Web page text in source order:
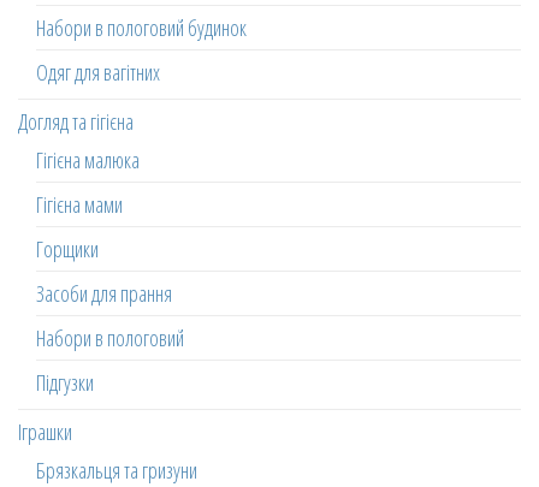
Набори в пологовий будинок
Одяг для вагітних
Догляд та гігієна
Гігієна малюка
Гігієна мами
Горщики
Засоби для прання
Набори в пологовий
Підгузки
Іграшки
Брязкальця та гризуни